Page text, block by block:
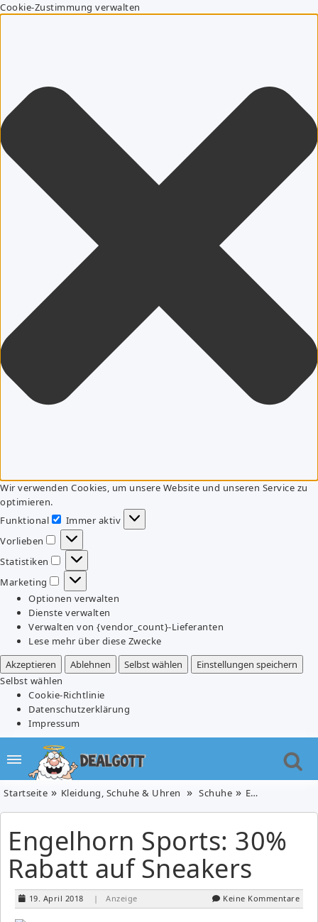
Cookie-Zustimmung verwalten
Wir verwenden Cookies, um unsere Website und unseren Service zu
optimieren.
Funktional
Funktional
Immer aktiv
Vorlieben
Vorlieben
Statistiken
Statistiken
Marketing
Marketing
Optionen verwalten
Dienste verwalten
Verwalten von {vendor_count}-Lieferanten
Lese mehr über diese Zwecke
Akzeptieren
Ablehnen Selbst wählen
Einstellungen speichern
Selbst wählen
Cookie-Richtlinie
Datenschutzerklärung
Impressum
Startseite Kleidung, Schuhe & Uhren Schuhe Engelhorn Sports: 30% Rabatt auf Sneakers
Engelhorn Sports: 30%
Rabatt auf Sneakers
19. April 2018 | Anzeige Keine Kommentare